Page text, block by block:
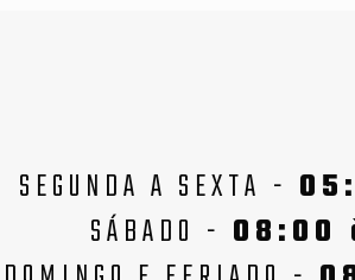
SEGUNDA A SEXTA -
SÁBADO - 08:00